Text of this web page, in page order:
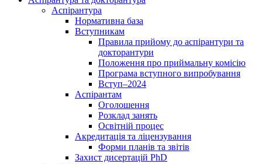
Аспірантура
Нормативна база
Вступникам
Правила прийому до аспірантури та
докторантури
Положення про приймальну комісію
Програма вступного випробування
Вступ–2024
Аспірантам
Оголошення
Розклад занять
Освітній процес
Акредитація та ліцензування
Форми планів та звітів
Захист дисертацій PhD